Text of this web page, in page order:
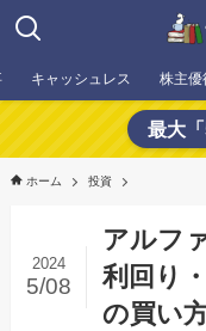
キャッシュレス 株主優
最大
ホーム 投資
アルフ
利回り
の買い
2024
5/08